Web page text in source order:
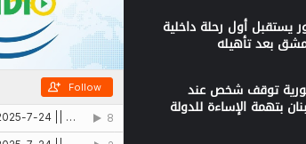
يستقبل أول رحلة داخلية
بعد تأهيله
توقف شخص عند
بتهمة الإساءة للدولة